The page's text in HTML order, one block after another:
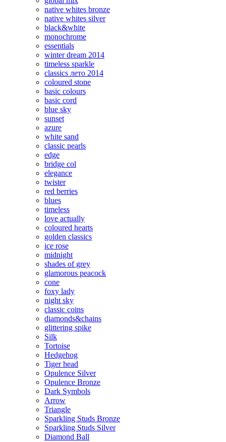
native whites bronze
native whites silver
black&white
monochrome
essentials
winter dream 2014
timeless sparkle
classics лето 2014
coloured stone
basic colours
basic cord
blue sky
sunset
azure
white sand
classic pearls
edge
bridge col
elegance
twister
red berries
blues
timeless
love actually
coloured hearts
golden classics
ice rose
midnight
shades of grey
glamorous peacock
cone
foxy lady
night sky
classic coins
diamonds&chains
glittering spike
Silk
Tortoise
Hedgehog
Tiger head
Opulence Silver
Opulence Bronze
Dark Symbols
Arrow
Triangle
Sparkling Studs Bronze
Sparkling Studs Silver
Diamond Ball